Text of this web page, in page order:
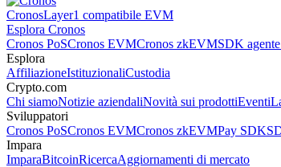
CronosLayer1 compatibile EVM
Esplora Cronos
Cronos PoSCronos EVMCronos zkEVMSDK
Esplora
AffiliazioneIstituzionaliCustodia
Crypto.com
Chi siamoNotizie aziendaliNovità sui prodottiEventi
Sviluppatori
Cronos PoSCronos EVMCronos zkEVMPay SDK
Impara
ImparaBitcoinRicercaAggiornamenti di mercato